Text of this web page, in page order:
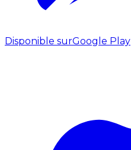
Disponible surGoogle Play